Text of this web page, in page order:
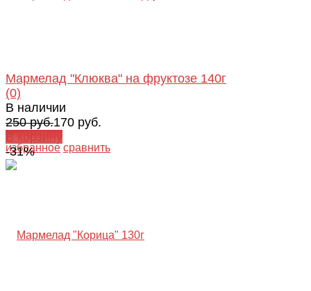
избранное сравнить
Мармелад "Клюква" на фруктозе 140г
(0)
В наличии
250 руб.170 руб.
В корзину
-31%